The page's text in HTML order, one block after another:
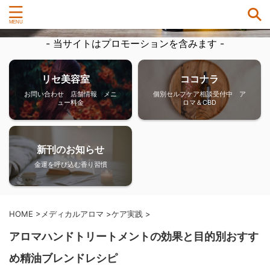
- 当サイトはプロモーションを含みます -
リセ美容室
お問い合わせ 店舗情報 メニ
ュー料金
ココナラ
個別セルフケア相談受付中 ア
ロマ＆CBD
新刊のお知らせ
金運を呼び込む香り習慣
HOME > メディカルアロマ >ケア実践 >
アロマハンドトリートメントの効果と目的別おすす
め精油ブレンドレシピ